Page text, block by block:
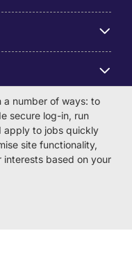
K.K. Corporation
Office 6F Hulic
a number of ways: to
secure log-in, run
apply to jobs quickly
site functionality,
based on your